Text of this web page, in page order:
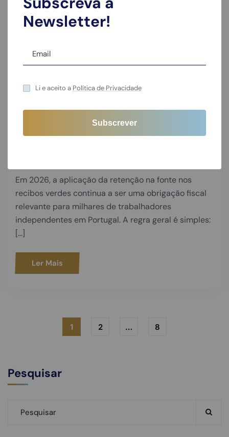
Retenção na fonte nos recibos
verdes: quando aplicar, taxas
mais comuns e como evitar
Em 2026, a aplicação da retenção na fonte nos
recibos verdes continua a ser uma obrigação fiscal
relevante para milhares de trabalhadores
independentes em Portugal. A regra geral é simples:
[…]
Ler Mais
1 2 … 8
Pesquisar
Newsletter!
Li e aceito a Política de Privacidade